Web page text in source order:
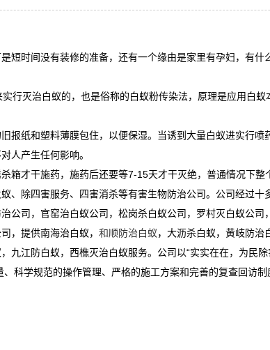
短时间没有装修的准备，还有一个缘由是家里有孕妇，有
行灭治白蚁的，也是俗称的白蚁粉传染法，原理是应用白
报纸和塑料薄膜包住，以便保湿。当诱到大量白蚁进实行
人产生任何影响。
箱才干施药，施药后还要等7-15天才干灭绝，普通情况下
、除四害服务、四害消杀等有害生物防治公司。公司经过
公司，官窑治白蚁公司，松岗杀白蚁公司，罗村灭白蚁公司，
，提供南海治白蚁， 和顺防治白蚁，大沥杀白蚁，黄岐防治
九江防白蚁，西樵灭治白蚁服务。公司以“实实在在，为民
科学规范的操作管理、严格的施工方案和完善的复查回访